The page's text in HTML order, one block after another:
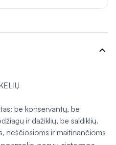
expand_more
be konservantų, be
ir dažiklių, be saldiklių.
nėščiosioms ir maitinančioms